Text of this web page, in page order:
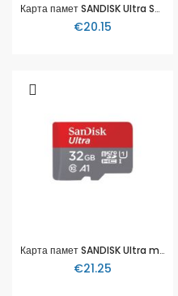
Карта памет SANDISK Ultra SDHC, 32GB
€20.15
Карта памет SANDISK Ultra microSDHC, 32GB
€21.25